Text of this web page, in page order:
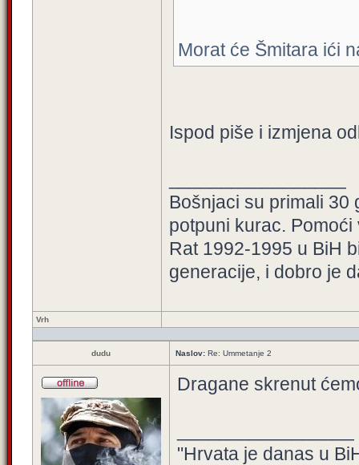
Morat će Šmitara ići
Ispod piše i izmjena
Bošnjaci su primali 30
potpuni kurac. Pomoći
Rat 1992-1995 u BiH
generacije, i dobro je
Vrh
dudu Naslov: Re: Ummetanje 2
Dragane skrenut
"Hrvata je danas u